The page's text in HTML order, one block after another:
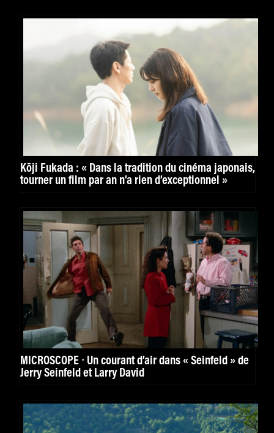
Kōji Fukada : « Dans la tradition du cinéma japonais,
tourner un film par an n’a rien d’exceptionnel »
MICROSCOPE ⸱ Un courant d’air dans « Seinfeld » de
Jerry Seinfeld et Larry David